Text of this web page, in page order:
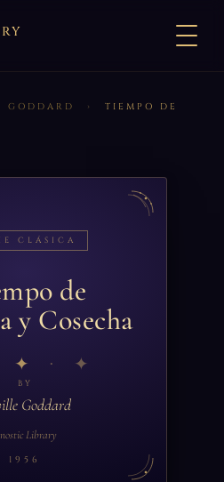
GODDARD ›
TIEMPO DE
CLÁSICA
de
y Cosecha
✦
BY
Goddard
Library
1956